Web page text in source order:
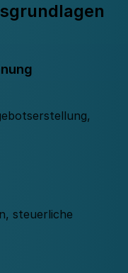
steuerliche